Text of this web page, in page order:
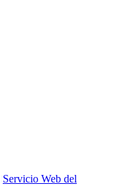
Servicio Web del